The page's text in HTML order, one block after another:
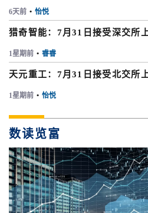
6天前 • 怡悦
猎奇智能：7月31日接受深交所
1星期前 • 睿睿
天元重工：7月31日接受北交所
1星期前 • 怡悦
数读览富